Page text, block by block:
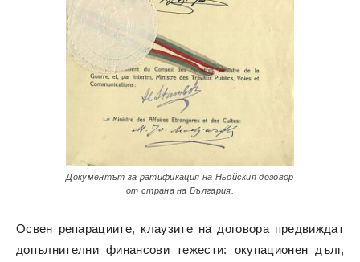
Документът за ратификация на Ньойския договор
от страна на България.
Освен репарациите, клаузите на договора предвиждат
допълнителни финансови тежести: окупационен дълг,